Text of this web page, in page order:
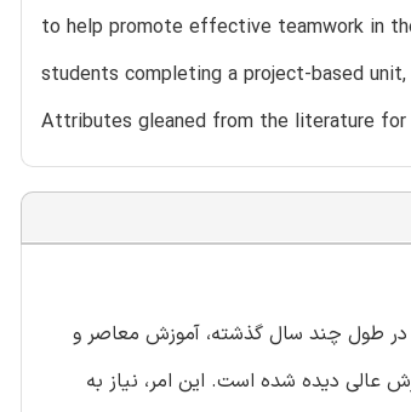
to help promote effective teamwork in
students completing a project-based
Attributes gleaned from the literature
در طول چند سال گذشته، آموزش معاصر و
عالی دیده شده است. این امر، نیاز به